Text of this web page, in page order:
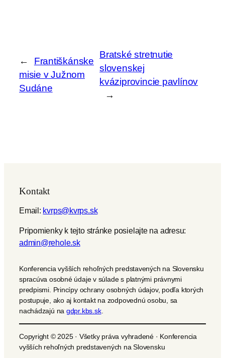
←
Františkánske
misie v Južnom
Sudáne
Bratské stretnutie
slovenskej
kváziprovincie pavlínov
→
Kontakt
Email: kvrps@kvrps.sk
Pripomienky k tejto stránke posielajte na adresu:
admin@rehole.sk
Konferencia vyšších rehoľných predstavených na Slovensku
spracúva osobné údaje v súlade s platnými právnymi
predpismi. Princípy ochrany osobných údajov, podľa ktorých
postupuje, ako aj kontakt na zodpovednú osobu, sa
nachádzajú na gdpr.kbs.sk.
Copyright © 2025 · Všetky práva vyhradené · Konferencia
vyšších rehoľných predstavených na Slovensku